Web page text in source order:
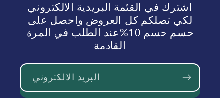
اشترك في القئمة البريدية الالكتروني
لكي تصلكم كل العروض واحصل على
حسم حسم 10%عند الطلب في المرة
القادمة
البريد الالكتروني